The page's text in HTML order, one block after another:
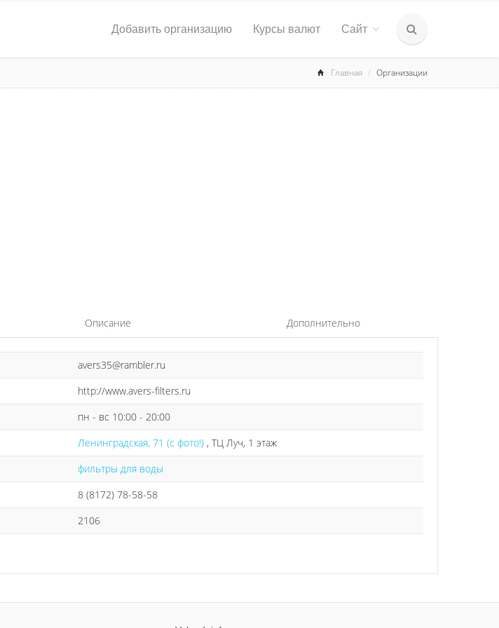
Добавить организацию Курсы валют Сайт
Главная Организации
Описание Дополнительно
avers35@rambler.ru
http://www.avers-filters.ru
пн - вс 10:00 - 20:00
Ленинградская, 71 (с фото!) , ТЦ Луч, 1 этаж
фильтры для воды
8 (8172) 78-58-58
2106